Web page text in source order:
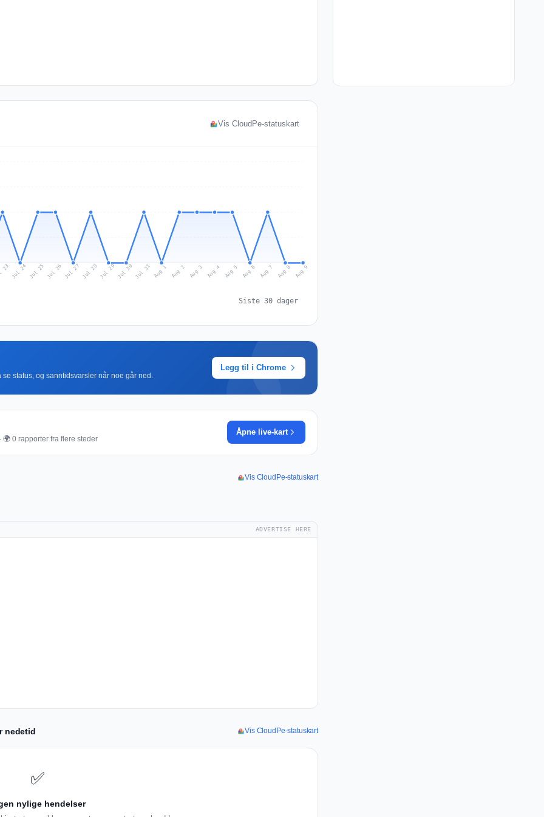
Vis CloudPe-statuskart
Jul 24 Jul 25 Jul 26 Jul 27 Jul 28Jul 29 Jul 30 Jul 31 Aug 1 Aug 2 Aug 3 Aug 4 Aug 5 Aug 6 Aug 7 Aug 8 Aug 9
Siste 30 dager
status, og sanntidsvarsler når noe går ned.
Legg til i Chrome
0 rapporter fra flere steder
Åpne live-kart
Vis CloudPe-statuskart
ADVERTISE HERE
nedetid Vis CloudPe-statuskart
✅
nylige hendelser